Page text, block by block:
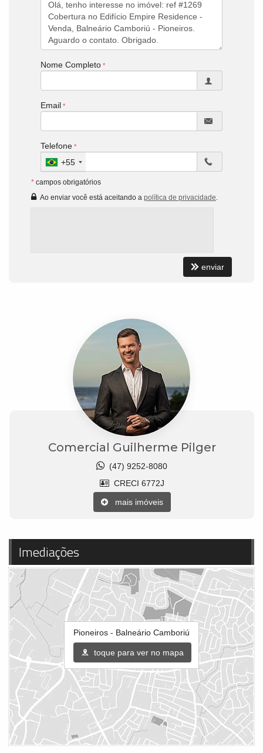
Nome Completo
Email
Telefone
+55
* campos obrigatórios
Ao enviar você está aceitando a política de privacidade.
enviar
Comercial Guilherme Pilger
(47) 9252-8080
CRECI 6772J
mais imóveis
Imediações
Pioneiros - Balneário Camboriú
toque para ver no mapa